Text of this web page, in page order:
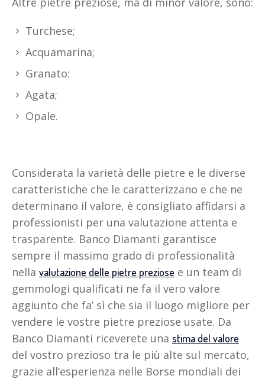
Turchese;
Acquamarina;
Granato:
Agata;
Opale.
Considerata la varietà delle pietre e le diverse
caratteristiche che le caratterizzano e che ne
determinano il valore, è consigliato affidarsi a
professionisti per una valutazione attenta e
trasparente. Banco Diamanti garantisce
sempre il massimo grado di professionalità
nella valutazione delle pietre preziose e un team di
gemmologi qualificati ne fa il vero valore
aggiunto che fa’ sì che sia il luogo migliore per
vendere le vostre pietre preziose usate. Da
Banco Diamanti riceverete una stima del valore
del vostro prezioso tra le più alte sul mercato,
grazie all’esperienza nelle Borse mondiali dei